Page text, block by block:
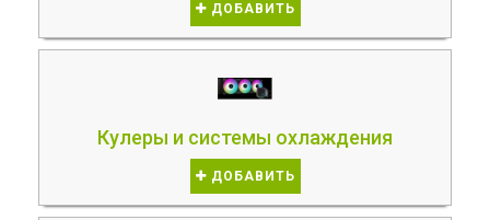
ДОБАВИТЬ
Кулеры и системы охлаждения
ДОБАВИТЬ